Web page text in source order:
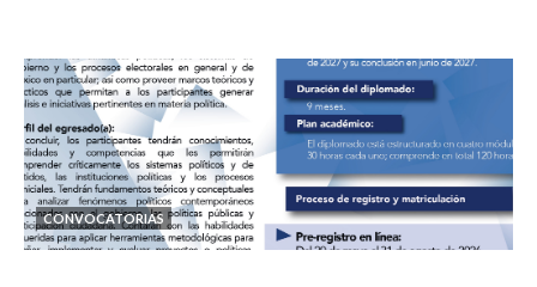
Inicio de sesión y presentación grupal de diseños.
Práctica textil III: diseño y elaboración de una pieza textil
personal sobre la paz.
Reflexión colectiva final: aprendizajes, significados y
experiencias del taller.
CONVOCATORIAS